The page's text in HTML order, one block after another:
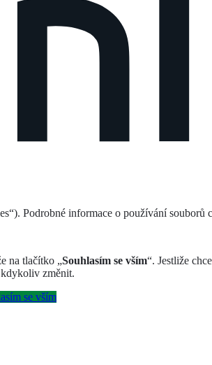
Podrobné informace o používání souborů
na tlačítko „Souhlasím se vším“. Jestliže
kdykoliv změnit.
se vším